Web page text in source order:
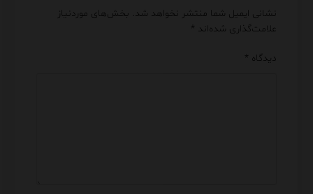
نشانی ایمیل شما منتشر نخواهد شد. بخش‌های موردنیاز
علامت‌گذاری شده‌اند *
دیدگاه *